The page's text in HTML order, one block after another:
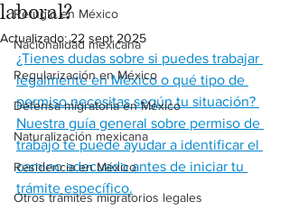
Refugio en México
Nacionalidad mexicana
Regularización en México
Defensa migratoria en México
Naturalización mexicana
Residencia en México
Otros trámites migratorios legales
laboral?
Actualizado:22 sept 2025
¿Tienes dudas sobre si puedes trabajar
legalmente en México o qué tipo de
permiso necesitas según tu situación?
Nuestra guía general sobre permiso de
trabajo te puede ayudar a identificar el
camino adecuado antes de iniciar tu
trámite específico.